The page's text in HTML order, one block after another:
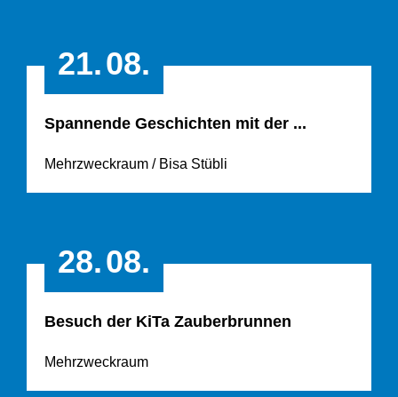
21.08.
Spannende Geschichten mit der ...
Mehrzweckraum / Bisa Stübli
28.08.
Besuch der KiTa Zauberbrunnen
Mehrzweckraum